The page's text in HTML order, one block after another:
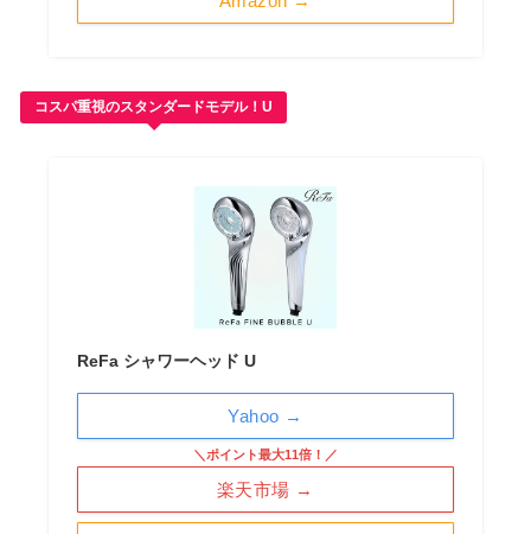
コスパ重視のスタンダードモデル！U
ReFa シャワーヘッド U
＼ポイント最大11倍！／
楽天市場 →
Yahoo →